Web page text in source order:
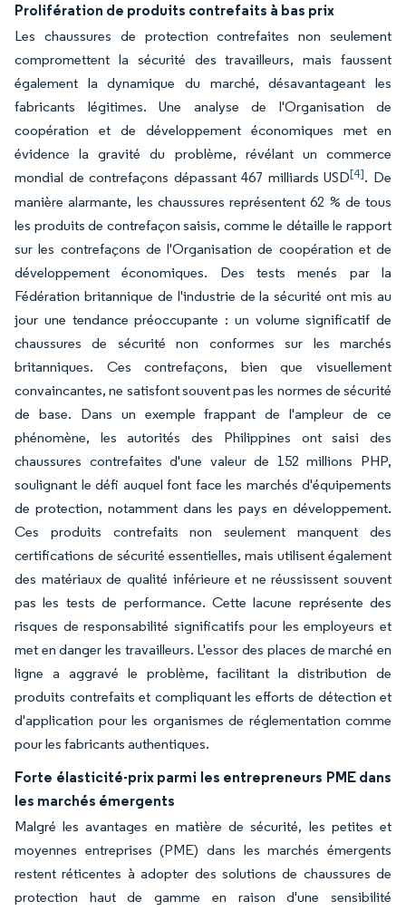
Prolifération de produits contrefaits à bas prix
Les chaussures de protection contrefaites non seulement
compromettent la sécurité des travailleurs, mais faussent
également la dynamique du marché, désavantageant les
fabricants légitimes. Une analyse de l'Organisation de
coopération et de développement économiques met en
évidence la gravité du problème, révélant un commerce
mondial de contrefaçons dépassant 467 milliards USD[4]. De
manière alarmante, les chaussures représentent 62 % de tous
les produits de contrefaçon saisis, comme le détaille le rapport
sur les contrefaçons de l'Organisation de coopération et de
développement économiques. Des tests menés par la
Fédération britannique de l'industrie de la sécurité ont mis au
jour une tendance préoccupante : un volume significatif de
chaussures de sécurité non conformes sur les marchés
britanniques. Ces contrefaçons, bien que visuellement
convaincantes, ne satisfont souvent pas les normes de sécurité
de base. Dans un exemple frappant de l'ampleur de ce
phénomène, les autorités des Philippines ont saisi des
chaussures contrefaites d'une valeur de 152 millions PHP,
soulignant le défi auquel font face les marchés d'équipements
de protection, notamment dans les pays en développement.
Ces produits contrefaits non seulement manquent des
certifications de sécurité essentielles, mais utilisent également
des matériaux de qualité inférieure et ne réussissent souvent
pas les tests de performance. Cette lacune représente des
risques de responsabilité significatifs pour les employeurs et
met en danger les travailleurs. L'essor des places de marché en
ligne a aggravé le problème, facilitant la distribution de
produits contrefaits et compliquant les efforts de détection et
d'application pour les organismes de réglementation comme
pour les fabricants authentiques.
Forte élasticité-prix parmi les entrepreneurs PME dans
les marchés émergents
Malgré les avantages en matière de sécurité, les petites et
moyennes entreprises (PME) dans les marchés émergents
restent réticentes à adopter des solutions de chaussures de
protection haut de gamme en raison d'une sensibilité